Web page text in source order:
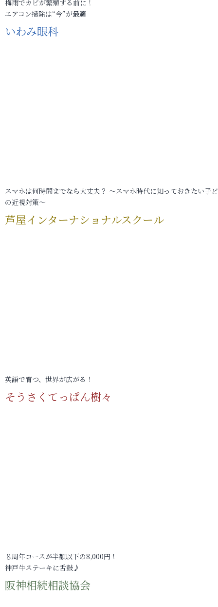
梅雨でカビが繁殖する前に！
エアコン掃除は“今”が最適
いわみ眼科
スマホは何時間までなら大丈夫？ ～スマホ時代に知っておきたい子
の近視対策～
芦屋インターナショナルスクール
英語で育つ、世界が広がる！
そうさくてっぱん樹々
８周年コースが半額以下の8,000円！
神戸牛ステーキに舌鼓♪
阪神相続相談協会